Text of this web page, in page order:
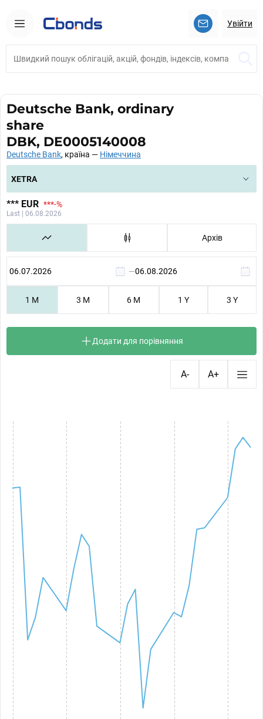
Увійти
Deutsche Bank, ordinary
share
DBK, DE0005140008
Deutsche Bank, країна — Німеччина
XETRA
*** EUR ***-%
Last | 06.08.2026
Архів
—
1 M 3 M 6 M 1 Y 3 Y
Додати для порівняння
A- A+